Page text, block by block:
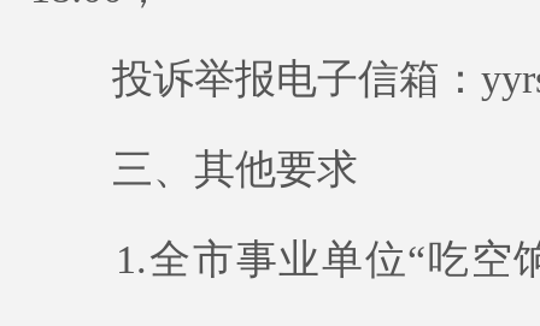
投诉举报电子信箱：
三、其他要求
1.全市事业单位“吃空